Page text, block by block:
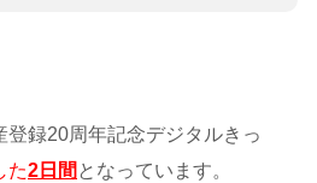
登録20周年記念デジタルきっ
た2日間 となっています。